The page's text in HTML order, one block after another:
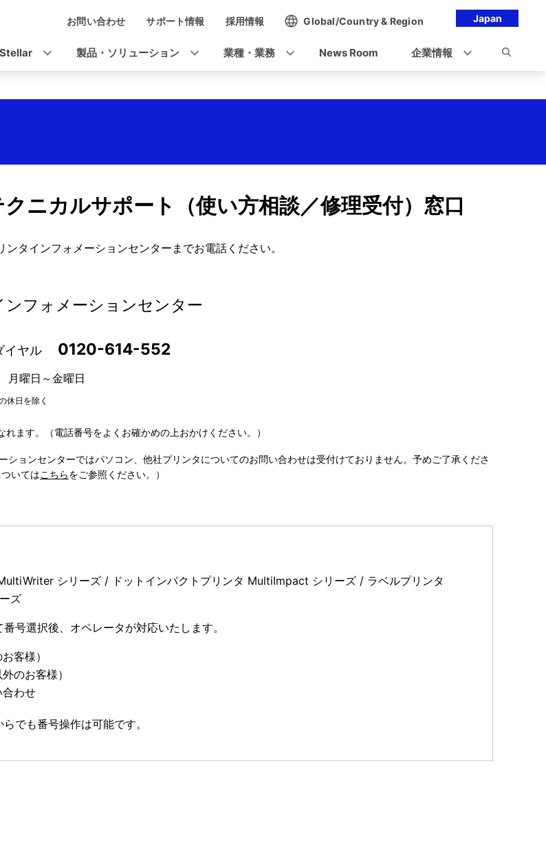
Japan
お問い合わせ サポート情報 採用情報 Global/Country & Region
製品・ソリューション 業種・業務 News Room 企業情報
ニカルサポート（使い方相談／修理受付）窓口
タインフォメーションセンターまでお電話ください。
ンフォメーションセンター
イヤル 0120-614-552
曜日～金曜日
休日を除く
ます。（電話番号をよくお確かめの上おかけください。）
ションセンターではパソコン、他社プリンタについてのお問い合わせは受付けておりません。予めご了承くださ
いてはこちらをご参照ください。）
シリーズ / ドットインパクトプリンタ MultiImpact シリーズ / ラベルプリンタ
ズ
号選択後、オペレータが対応いたします。
客様）
のお客様）
合わせ
でも番号操作は可能です。